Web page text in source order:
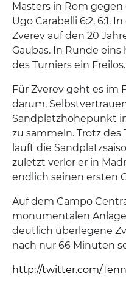
Masters in Rom
Ugo Carabelli 6:2, 6:1.
Zverev auf den 20
Gaubas. In Runde
des Turniers ein Freilos.
Für Zverev geht es im
darum,
Sandplatzhöhepunkt in
zu sammeln. Trotz
läuft die
zuletzt verlor er in
endlich seinen ersten
Auf dem Campo
monumentalen
deutlich überlegene
nach nur 66 Minuten
http://twitter.com/